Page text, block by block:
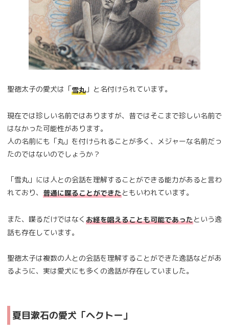
聖徳太子の愛犬は「雪丸 」と名付けられています。
現在では珍しい名前ではありますが、昔ではそこまで珍しい名前で
はなかった可能性があります。
人の名前にも「丸」を付けられることが多く、メジャーな名前だっ
たのではないのでしょうか？
「雪丸」には人との会話を理解することができる能力があると言わ
れており、 普通に喋ることができたともいわれています。
また、喋るだけではなく お経を唱えることも可能であったという逸
話も存在しています。
聖徳太子は複数の人との会話を理解することができた逸話などがあ
るように、実は愛犬にも多くの逸話が存在していました。
夏目漱石の愛犬「ヘクトー」